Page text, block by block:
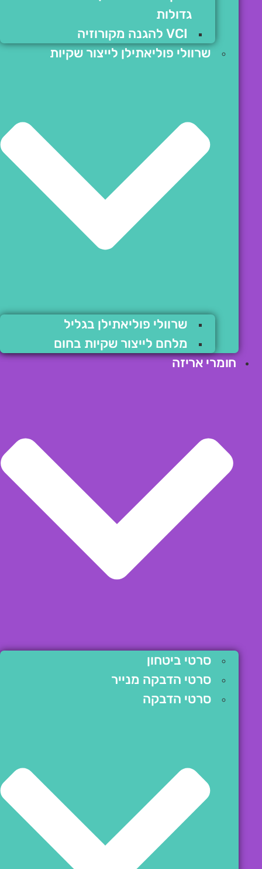
גדולות
VCI להגנה מקורוזיה
שרוולי פוליאתילן לייצור שקיות
שרוולי פוליאתילן בגליל
מלחם לייצור שקיות בחום
חומרי אריזה
סרטי ביטחון
סרטי הדבקה מנייר
סרטי הדבקה